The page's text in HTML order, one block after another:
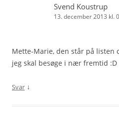
Svend Koustrup
13. december 2013 kl.
Mette-Marie, den står på
jeg skal besøge i nær fremtid :D
Svar ↓